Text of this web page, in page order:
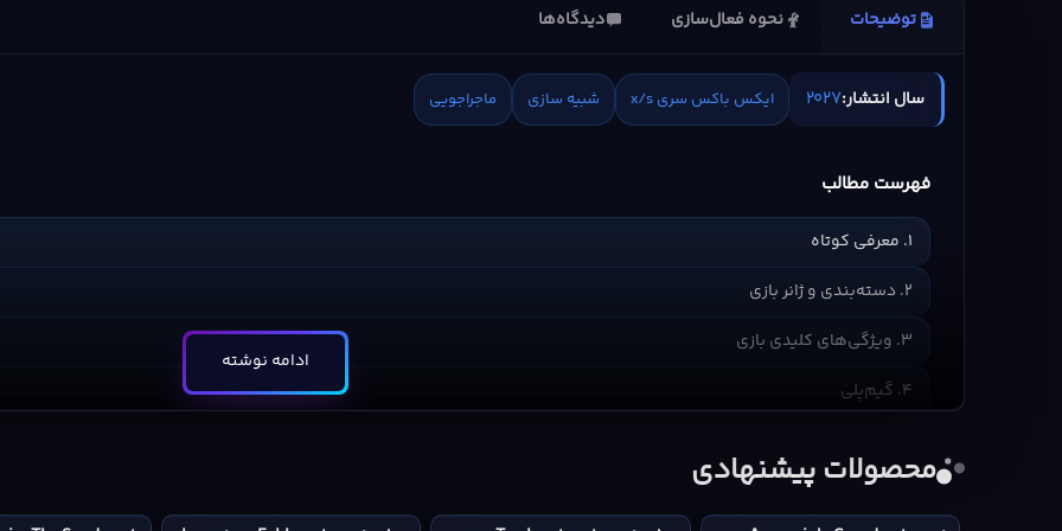
توضیحات نحوه فعال‌سازی دیدگاه‌ها
ادامه نوشته
سال انتشار:2027 ایکس باکس سری x/s شبیه سازی ماجراجویی
فهرست مطالب
1. معرفی کوتاه
2. دسته‌بندی و ژانر بازی
3. ویژگی‌های کلیدی بازی
4. گیم‌پلی
محصولات پیشنهادی